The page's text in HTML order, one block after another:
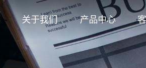
关于我们
人才招聘
产品中心
液压装卸平台